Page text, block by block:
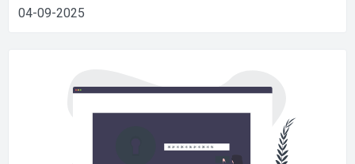
04-09-2025